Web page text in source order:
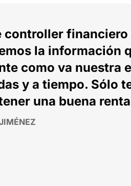
controller financiero
la información
como va nuestra
y a tiempo. Sólo
una buena